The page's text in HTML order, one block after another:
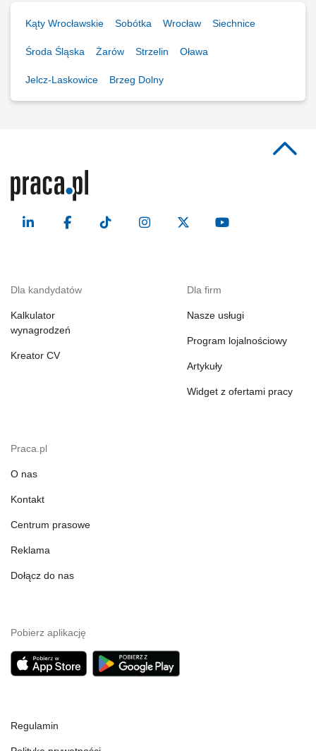
Kąty Wrocławskie Sobótka Wrocław Siechnice
Środa Śląska Żarów Strzelin Oława
Jelcz-Laskowice Brzeg Dolny
Dla kandydatów
Kalkulator
wynagrodzeń
Kreator CV
Dla firm
Nasze usługi
Program lojalnościowy
Artykuły
Widget z ofertami pracy
Praca.pl
O nas
Kontakt
Centrum prasowe
Reklama
Dołącz do nas
Pobierz aplikację
Regulamin